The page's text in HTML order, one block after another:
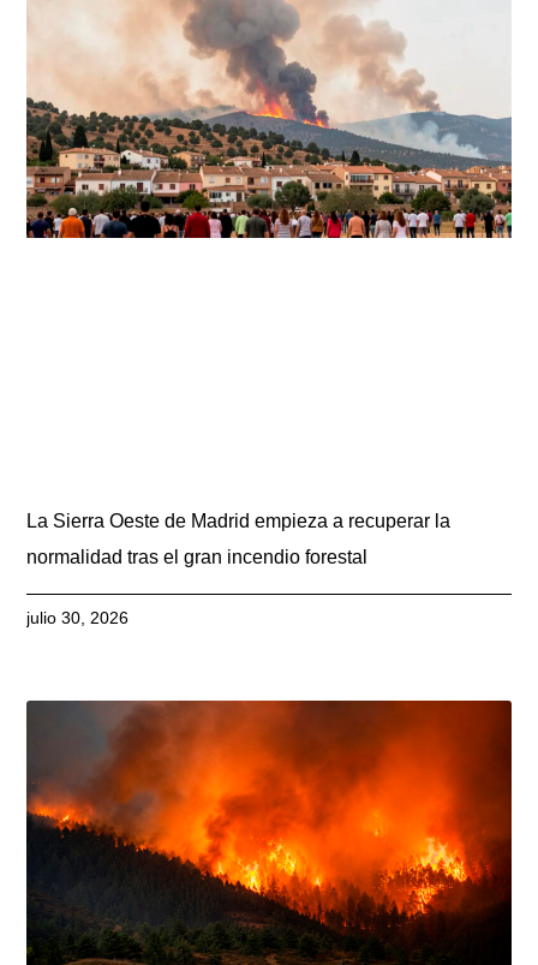
La Sierra Oeste de Madrid empieza a recuperar la
normalidad tras el gran incendio forestal
julio 30, 2026